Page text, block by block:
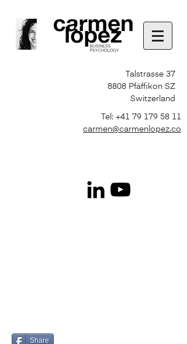
Talstrasse 37
8808 Pfäffikon SZ
Switzerland
Tel: +41 79 179 58 11
carmen@carmenlopez.co
Share